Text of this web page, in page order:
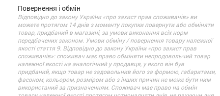
Повернення і обмін
Відповідно до закону України «про захист прав споживачів» ви
можете протягом 14 днів з моменту покупки повернути або обміняти
товар, придбаний в магазині, за умови виконання всіх норм
передбачених законом. Умови обміну / повернення товару належної
якості стаття 9. Відповідно до закону України «про захист прав
споживачів»: споживач має право обміняти непродовольчий товар
належної якості на аналогічний у продавця, у якого він був
придбаний, якщо товар не задовольнив його за формою, габаритами,
фасоном, кольором, розміром або з інших причин не може бути ним
використаний за призначенням. Споживач має право на обмін